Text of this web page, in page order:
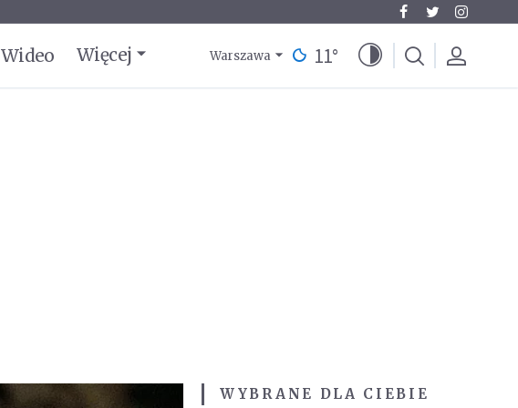
Wideo Więcej Warszawa 11°
WYBRANE DLA CIEBIE